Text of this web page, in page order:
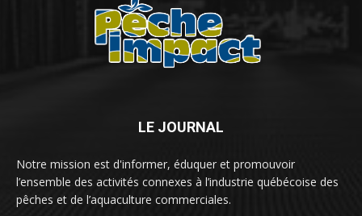
LE JOURNAL
Notre mission est d'informer, éduquer et promouvoir
l’ensemble des activités connexes à l’industrie québécoise des
pêches et de l’aquaculture commerciales.